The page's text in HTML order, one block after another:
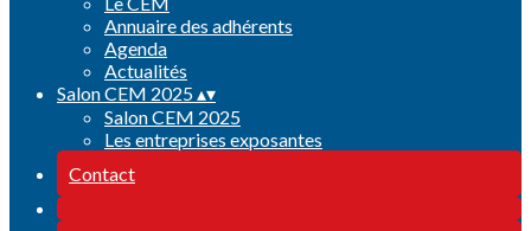
Annuaire des adhérents
Agenda
Actualités
Salon CEM 2025▴▾
Salon CEM 2025
Les entreprises exposantes
Contact